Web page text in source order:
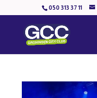
050 313 37 11